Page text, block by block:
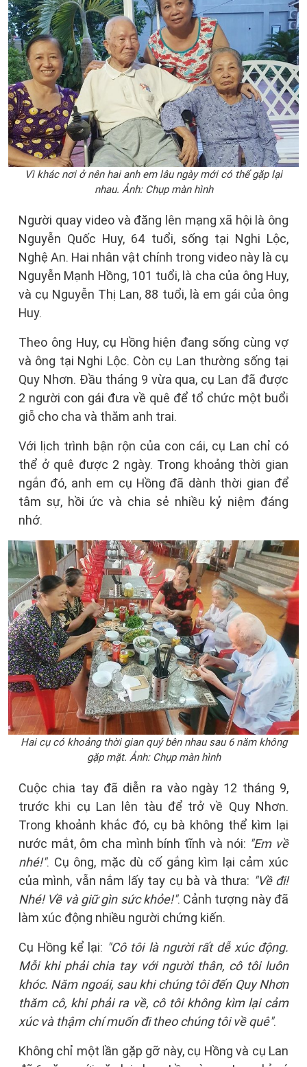
Vì khác nơi ở nên hai anh em lâu ngày mới có thể gặp lại
nhau. Ảnh: Chụp màn hình
Người quay video và đăng lên mạng xã hội là ông
Nguyễn Quốc Huy, 64 tuổi, sống tại Nghi Lộc,
Nghệ An. Hai nhân vật chính trong video này là cụ
Nguyễn Mạnh Hồng, 101 tuổi, là cha của ông Huy,
và cụ Nguyễn Thị Lan, 88 tuổi, là em gái của ông
Huy.
Theo ông Huy, cụ Hồng hiện đang sống cùng vợ
và ông tại Nghi Lộc. Còn cụ Lan thường sống tại
Quy Nhơn. Đầu tháng 9 vừa qua, cụ Lan đã được
2 người con gái đưa về quê để tổ chức một buổi
giỗ cho cha và thăm anh trai.
Với lịch trình bận rộn của con cái, cụ Lan chỉ có
thể ở quê được 2 ngày. Trong khoảng thời gian
ngắn đó, anh em cụ Hồng đã dành thời gian để
tâm sự, hồi ức và chia sẻ nhiều kỷ niệm đáng
nhớ.
Hai cụ có khoảng thời gian quý bên nhau sau 6 năm không
gặp mặt. Ảnh: Chụp màn hình
Cuộc chia tay đã diễn ra vào ngày 12 tháng 9,
trước khi cụ Lan lên tàu để trở về Quy Nhơn.
Trong khoảnh khắc đó, cụ bà không thể kìm lại
nước mắt, ôm cha mình bính tĩnh và nói: "Em về
nhé!". Cụ ông, mặc dù cố gắng kìm lại cảm xúc
của mình, vẫn nắm lấy tay cụ bà và thưa: "Về đi!
Nhé! Về và giữ gìn sức khỏe!". Cảnh tượng này đã
làm xúc động nhiều người chứng kiến.
Cụ Hồng kể lại: "Cô tôi là người rất dễ xúc động.
Mỗi khi phải chia tay với người thân, cô tôi luôn
khóc. Năm ngoái, sau khi chúng tôi đến Quy Nhơn
thăm cô, khi phải ra về, cô tôi không kìm lại cảm
xúc và thậm chí muốn đi theo chúng tôi về quê".
Không chỉ một lần gặp gỡ này, cụ Hồng và cụ Lan